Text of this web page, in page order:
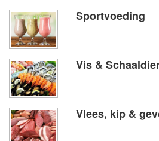
Sportvoeding
Vis &
Vlees, kip &